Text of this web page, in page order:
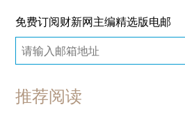
免费订阅财新网主编精选版电邮
推荐阅读